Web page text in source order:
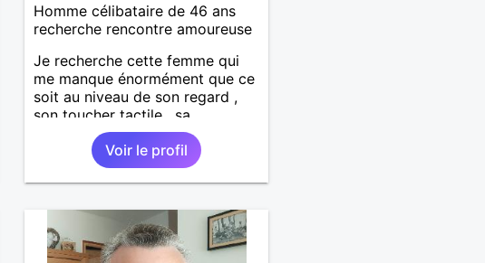
Homme célibataire de 46 ans
recherche rencontre amoureuse
Je recherche cette femme qui
me manque énormément que ce
soit au niveau de son regard ,
son toucher tactile , sa
simplicité , sa douceur bref tout
ces défauts et ses qualités pour
une relation pérenne
Voir le profil